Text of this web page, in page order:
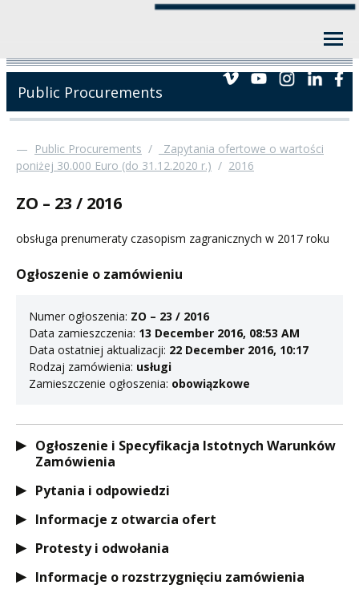
Public Procurements
— Public Procurements /
_Zapytania ofertowe o wartości
poniżej 30.000 Euro (do 31.12.2020 r.) / 2016
ZO – 23 / 2016
obsługa prenumeraty czasopism zagranicznych w 2017 roku
Ogłoszenie o zamówieniu
Numer ogłoszenia: ZO – 23 / 2016
Data zamieszczenia: 13 December 2016, 08:53 AM
Data ostatniej aktualizacji: 22 December 2016, 10:17
Rodzaj zamówienia: usługi
Zamieszczenie ogłoszenia: obowiązkowe
Ogłoszenie i Specyfikacja Istotnych Warunków
Zamówienia
Pytania i odpowiedzi
Informacje z otwarcia ofert
Protesty i odwołania
Informacje o rozstrzygnięciu zamówienia